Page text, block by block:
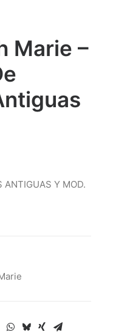
Marie –
ANTIGUAS Y MOD.